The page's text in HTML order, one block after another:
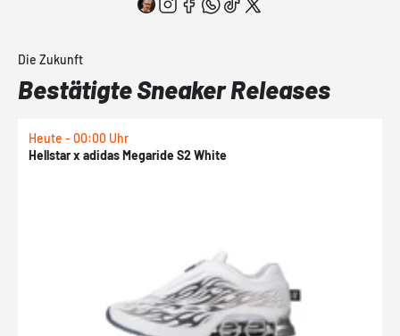
Die Zukunft
Bestätigte Sneaker Releases
Heute - 00:00 Uhr
Hellstar x adidas Megaride S2 White